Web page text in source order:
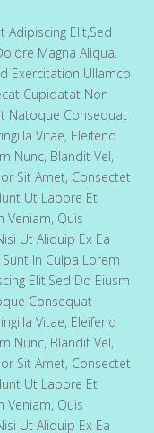
Adipiscing Elit,sed
Magna Aliqua.
Exercitation Ullamco
Cupidatat Non
Natoque Consequat
Vitae, Eleifend
Nunc, Blandit Vel,
Sit Amet, Consectet
Ut Labore Et
Veniam, Quis
Ut Aliquip Ex Ea
In Culpa Lorem
Elit,sed Do Eiusm
Consequat
Vitae, Eleifend
Nunc, Blandit Vel,
Sit Amet, Consectet
Ut Labore Et
Veniam, Quis
Ut Aliquip Ex Ea